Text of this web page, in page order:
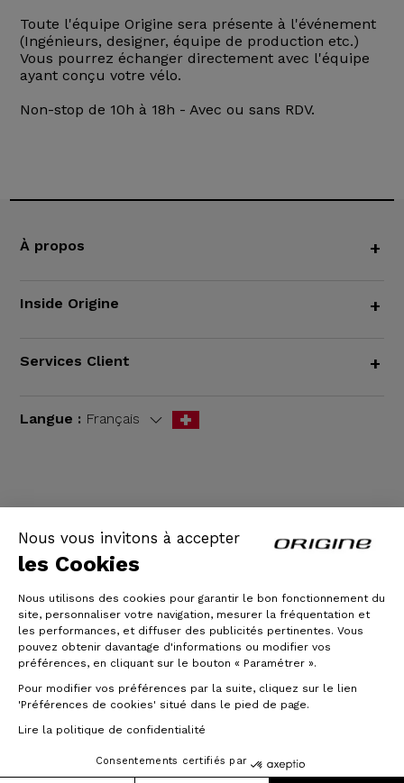
Nous vous invitons à accepter
les Cookies
Nous utilisons des cookies pour garantir le bon fonctionnement du
site, personnaliser votre navigation, mesurer la fréquentation et
les performances, et diffuser des publicités pertinentes. Vous
pouvez obtenir davantage d'informations ou modifier vos
préférences, en cliquant sur le bouton « Paramétrer ».
Pour modifier vos préférences par la suite, cliquez sur le lien
'Préférences de cookies' situé dans le pied de page.
Lire la politique de confidentialité
Consentements certifiés par
Toute l'équipe Origine sera présente à l'événement
(Ingénieurs, designer, équipe de production etc.)
Vous pourrez échanger directement avec l'équipe
ayant conçu votre vélo.
Non-stop de 10h à 18h - Avec ou sans RDV.
À propos +
Inside Origine +
Services Client +
Langue : Français
© Origine Cycles